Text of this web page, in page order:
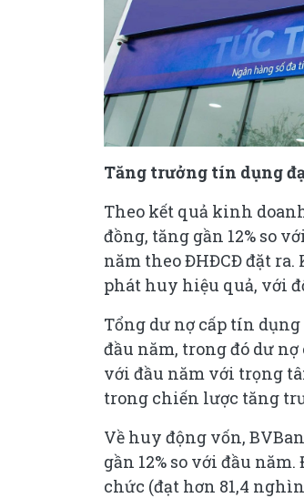
Tăng trưởng tín dụng
Theo kết quả kinh
đồng, tăng gần 12% so
năm theo ĐHĐCĐ đặt
phát huy hiệu quả, với
Tổng dư nợ cấp tín dụng
đầu năm, trong đó dư
với đầu năm với trọng
trong chiến lược tăng
Về huy động vốn,
gần 12% so với đầu
chức (đạt hơn 81,4